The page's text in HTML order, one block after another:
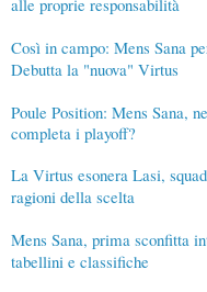
Così in campo: Mens Sana
Debutta la "nuova" Virtus
Poule Position: Mens Sana,
completa i playoff?
La Virtus esonera Lasi,
ragioni della scelta
Mens Sana, prima sconfitta
tabellini e classifiche